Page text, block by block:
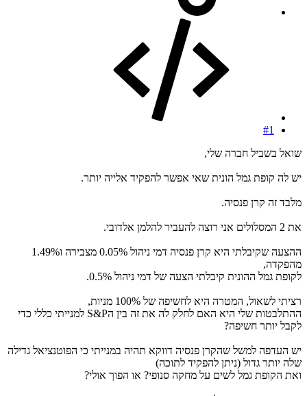
#1
שואל בשביל חברה שלי,
יש לה קופת גמל הונית שאי אפשר להפקיד אלייה יותר.
מלבד זה קרן פנסיה.
את 2 המסלולים אני רוצה להעביר להלמן אלדובי.
ההצעה שקיבלתי היא קרן פנסיה דמי ניהול 0.05% מצבירה ו1.49%
מהפקדה,
לקופת גמל ההונית קיבלתי הצעה של דמי ניהול 0.5%.
רציתי לשאול, המטרה היא לחשיפה של 100% מניות,
ההתלבטות שלי היא האם לחלק לה את זה בין הS&P למנייתי כללי כדי
לקבל יותר חשיפה?
יש העדפה למשל שהקרן פנסיה דווקא תהיה במנייתי כי הפוטנציאל גדילה
שלה יותר גדול (ניתן להפקיד לתוכה)
ואת הקופת גמל לשים על מחקה סנופי? או הפוך אולי?